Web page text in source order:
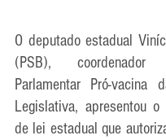
O deputado estadual
(PSB),
Parlamentar Pró-vacina
Legislativa, apresentou
de lei estadual que